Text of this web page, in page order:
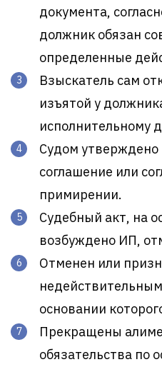
документа,
должник обязан
определенные
Взыскатель сам
изъятой у
исполнительному
Судом утверждено
соглашение или
примирении.
Судебный акт, на
возбуждено ИП,
Отменен или
основании
Прекращены
обязательства по